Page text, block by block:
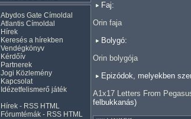
Abydos Gate Címoldal
Atlantis Címoldal
Hírek
Keresés a hírekben
Vendégkönyv
Kérdőív
Partnerek
Jogi Közlemény
Kapcsolat
Idézetfelismerő játék
Hírek - RSS HTML
Fórumtémák - RSS HTML
Faj:
Orin faja
Bolygó:
Orin bolygója
Epizódok, melyekben
A1x17 Letters From
felbukkanás)